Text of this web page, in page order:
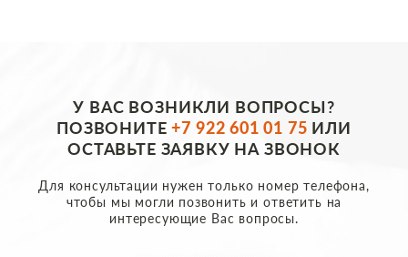
У ВАС ВОЗНИКЛИ ВОПРОСЫ?
ПОЗВОНИТЕ+7 922 601 01 75 ИЛИ
ОСТАВЬТЕ ЗАЯВКУ НА ЗВОНОК
Для консультации нужен только номер телефона,
чтобы мы могли позвонить и ответить на
интересующие Вас вопросы.